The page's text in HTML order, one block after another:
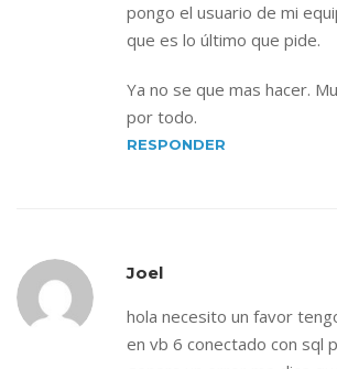
pongo el usuario de mi
que es lo último que pide.
Ya no se que mas hacer.
por todo.
RESPONDER
Joel
hola necesito un favor
en vb 6 conectado con sql